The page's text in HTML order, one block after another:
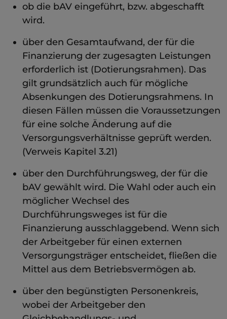
ob die bAV eingeführt, bzw. abgeschafft
wird.
über den Gesamtaufwand, der für die
Finanzierung der zugesagten Leistungen
erforderlich ist (Dotierungsrahmen). Das
gilt grundsätzlich auch für mögliche
Absenkungen des Dotierungsrahmens. In
diesen Fällen müssen die Voraussetzungen
für eine solche Änderung auf die
Versorgungsverhältnisse geprüft werden.
(Verweis Kapitel 3.21)
über den Durchführungsweg, der für die
bAV gewählt wird. Die Wahl oder auch ein
möglicher Wechsel des
Durchführungsweges ist für die
Finanzierung ausschlaggebend. Wenn sich
der Arbeitgeber für einen externen
Versorgungsträger entscheidet, fließen die
Mittel aus dem Betriebsvermögen ab.
über den begünstigten Personenkreis,
wobei der Arbeitgeber den